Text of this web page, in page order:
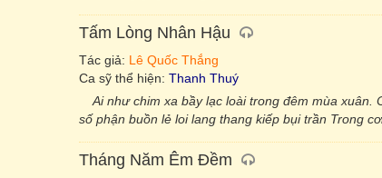
Tấm Lòng Nhân Hậu
Tác giả: Lê Quốc Thắng
Ca sỹ thể hiện: Thanh Thuý
Ai như chim xa bầy lạc loài trong đêm mùa
số phận buồn lẻ loi lang thang kiếp bụi trần Trong
Tháng Năm Êm Đềm